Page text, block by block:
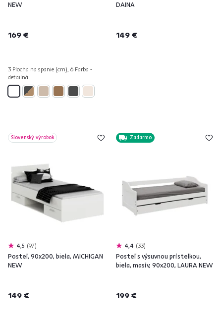
NEW
169 €
3 Plocha na spanie (cm), 6 Farba -
detailná
DAINA
149 €
Slovenský výrobok
4,5 97
Posteľ, 90x200, biela, MICHIGAN
NEW
149 €
Zadarmo
4,4 33
Posteľ s výsuvnou prístelkou,
biela, masív, 90x200, LAURA NEW
199 €